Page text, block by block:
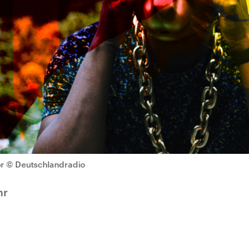
© Deutschlandradio